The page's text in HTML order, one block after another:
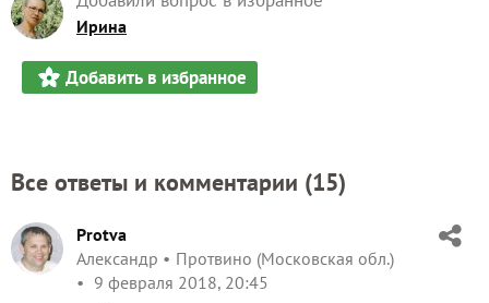
Ирина
Добавить в избранное
Все ответы и комментарии (15)
Protva
Александр
Протвино (Московская обл.)
9 февраля 2018, 20:45